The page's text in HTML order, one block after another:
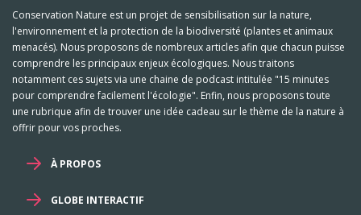
Conservation Nature est un projet de sensibilisation sur la nature,
l'environnement et la protection de la biodiversité (plantes et animaux
menacés). Nous proposons de nombreux articles afin que chacun puisse
comprendre les principaux enjeux écologiques. Nous traitons
notamment ces sujets via une chaine de podcast intitulée "15 minutes
pour comprendre facilement l'écologie". Enfin, nous proposons toute
une rubrique afin de trouver une idée cadeau sur le thème de la nature à
offrir pour vos proches.
À PROPOS
GLOBE INTERACTIF